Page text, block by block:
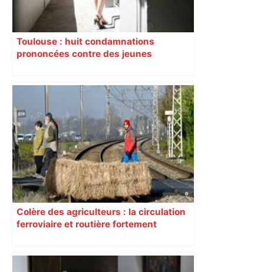
Toulouse : huit condamnations
prononcées contre des jeunes
Colère des agriculteurs : la circulation
ferroviaire et routière fortement